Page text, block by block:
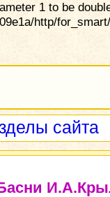
1 to be
http/
сайта